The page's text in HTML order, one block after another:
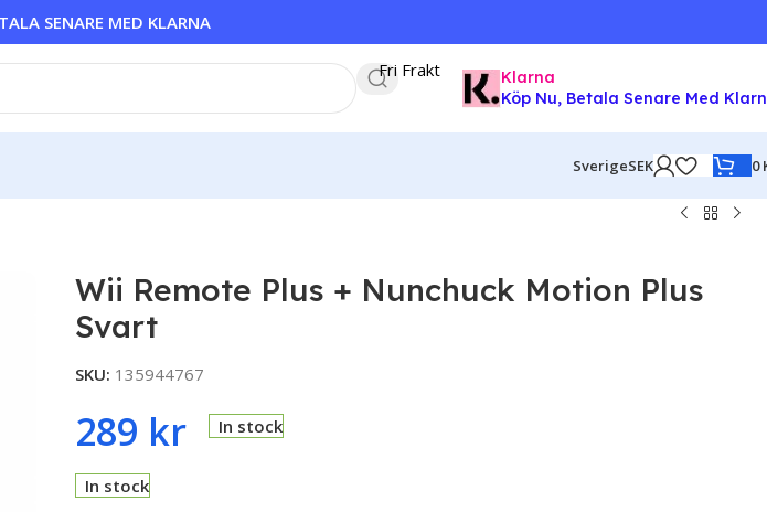
SENARE MED KLARNA
Fri Frakt
Klarna
Köp Nu, Betala Senare Med
SverigeSEK 0
Wii Remote Plus + Nunchuck Motion Plus
Svart
SKU: 135944767
289 kr In stock
In stock